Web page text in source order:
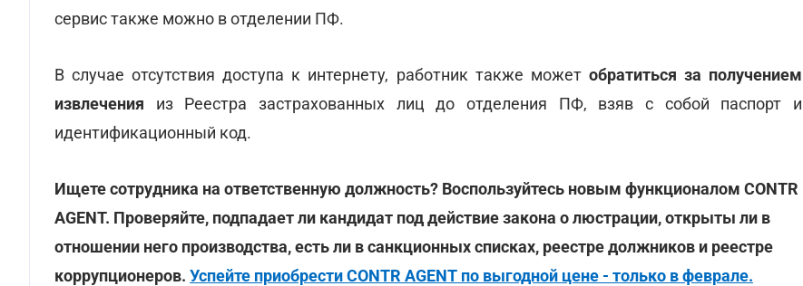
сервис также можно в отделении ПФ.
В случае отсутствия доступа к интернету, работник также может обратиться за получением
извлечения из Реестра застрахованных лиц до отделения ПФ, взяв с собой паспорт и
идентификационный код.
Ищете сотрудника на ответственную должность? Воспользуйтесь новым функционалом CONTR
AGENT. Проверяйте, подпадает ли кандидат под действие закона о люстрации, открыты ли в
отношении него производства, есть ли в санкционных списках, реестре должников и реестре
коррупционеров. Успейте приобрести CONTR AGENT по выгодной цене - только в феврале.